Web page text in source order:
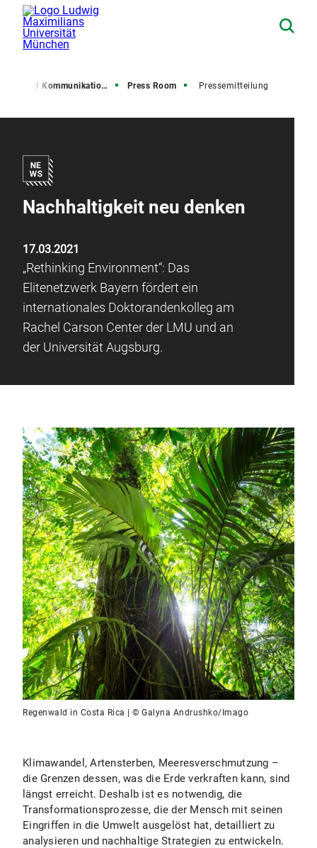
und Kommunikation (PuK) Press Room Pressemitteilung
Nachhaltigkeit neu denken
17.03.2021
„Rethinking Environment“: Das
Elitenetzwerk Bayern fördert ein
internationales Doktorandenkolleg am
Rachel Carson Center der LMU und an
der Universität Augsburg.
Regenwald in Costa Rica | © Galyna Andrushko/Imago
Klimawandel, Artensterben, Meeresverschmutzung –
die Grenzen dessen, was die Erde verkraften kann, sind
längst erreicht. Deshalb ist es notwendig, die
Transformationsprozesse, die der Mensch mit seinen
Eingriffen in die Umwelt ausgelöst hat, detailliert zu
analysieren und nachhaltige Strategien zu entwickeln.